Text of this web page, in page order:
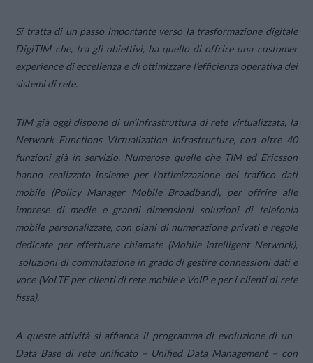
Si tratta di un passo importante verso la trasformazione digitale
DigiTIM che, tra gli obiettivi, ha quello di offrire una customer
experiencedi eccellenza e di ottimizzare l’efficienza operativa dei
sistemi di rete.
TIM già oggi dispone di un’infrastruttura di rete virtualizzata, la
Network Functions Virtualization Infrastructure, con oltre 40
funzioni già in servizio. Numerose quelle che TIM ed Ericsson
hanno realizzato insieme per l’ottimizzazione del traffico dati
mobile (Policy Manager Mobile Broadband), per offrire alle
imprese di medie e grandi dimensioni soluzioni di telefonia
mobile personalizzate, con piani di numerazione privati e regole
dedicate per effettuare chiamate (Mobile Intelligent Network),
soluzioni di commutazione in grado di gestire connessioni dati e
voce (VoLTE per clienti di rete mobile e VoIP e per i clienti di rete
fissa).
A queste attività si affianca il programma di evoluzione di un
Data Base di rete unificato – Unified Data Management – con